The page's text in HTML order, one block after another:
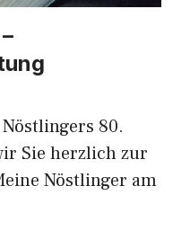
80.
Sie herzlich zur
Nöstlinger am